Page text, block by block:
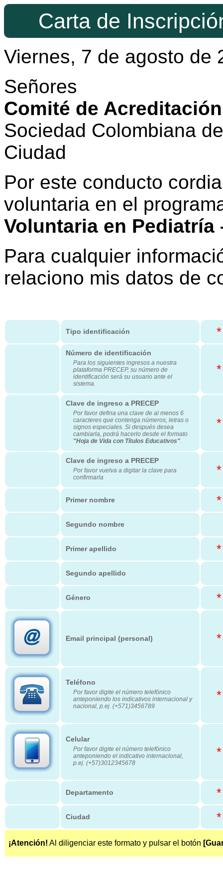
Carta de
Viernes, 7 de agosto de
Señores
Comité de
Sociedad Colombiana
Ciudad
Por este conducto
voluntaria en el
Voluntaria en Pediatría
Para cualquier
relaciono mis datos de
Tipo identificación *
Número de identificación
Para los siguientes ingresos a nuestra
plataforma PRECEP, su número de
identificación será su usuario ante el
sistema.
*
Clave de ingreso a PRECEP
Por favor defina una clave de al menos 6
caracteres que contenga números, letras o
signos especiales. Si después desea
cambiarla, podrá hacerlo desde el formato
"Hoja de Vida con Títulos Educativos".
*
Clave de ingreso a PRECEP
Por favor vuelva a digitar la clave para
confirmarla
*
Primer nombre *
Segundo nombre
Primer apellido *
Segundo apellido
Género *
Email principal (personal) *
Teléfono
Por favor digite el número telefónico
anteponiendo los indicativos internacional y
nacional, p.ej. (+571)3456789
*
Celular
Por favor digite el número telefónico
anteponiendo el indicativo internacional,
p.ej. (+57)3012345678
*
Departamento *
Ciudad *
¡Atención! Al diligenciar este formato y pulsar el botón